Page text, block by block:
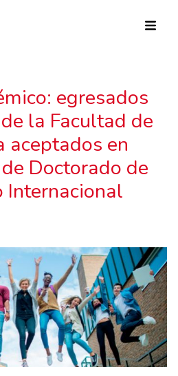
egresados
la Facultad de
aceptados en
Doctorado de
Internacional